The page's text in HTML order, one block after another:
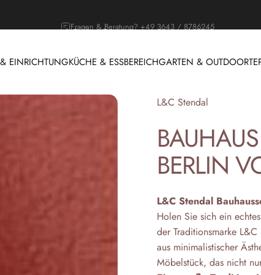
EINRICHTUNGKÜCHE & ESSBEREICHGARTEN & OUTDOOR
Anbieter:
L&C Stendal
BAUHAUS
BERLIN
L&C Stendal
Holen Sie sich ein
der Traditionsmarke
aus minimalistischer
Möbelstück, das nicht